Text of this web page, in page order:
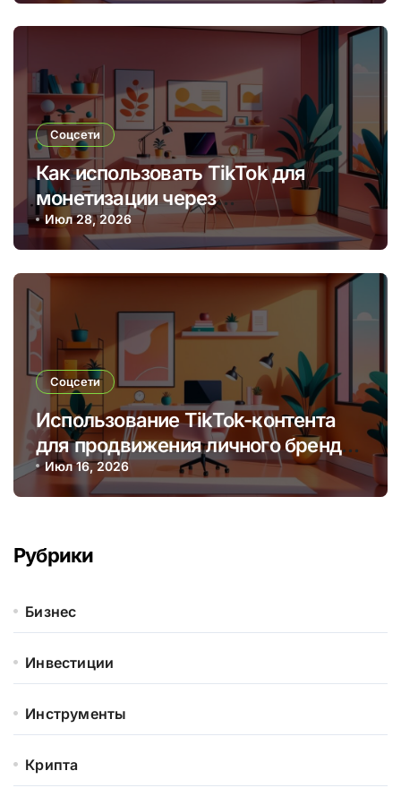
Соцсети
Как использовать TikTok для
монетизации через
брендированные видео и
партнерские программы
Июл 28, 2026
Соцсети
Использование TikTok-контента
для продвижения личного бренда
и монетизации через творчество
Июл 16, 2026
Рубрики
Бизнес
Инвестиции
Инструменты
Крипта